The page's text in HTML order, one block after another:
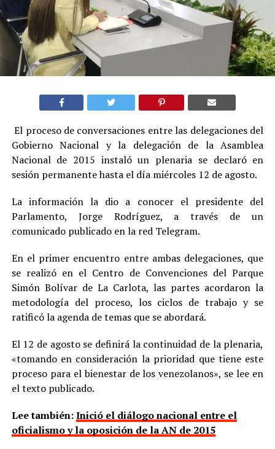
El proceso de conversaciones entre las delegaciones del
Gobierno Nacional y la delegación de la Asamblea
Nacional de 2015 instaló un plenaria se declaró en
sesión permanente hasta el día miércoles 12 de agosto.
La información la dio a conocer el presidente del
Parlamento, Jorge Rodríguez, a través de un
comunicado publicado en la red Telegram.
En el primer encuentro entre ambas delegaciones, que
se realizó en el Centro de Convenciones del Parque
Simón Bolívar de La Carlota, las partes acordaron la
metodología del proceso, los ciclos de trabajo y se
ratificó la agenda de temas que se abordará.
El 12 de agosto se definirá la continuidad de la plenaria,
«tomando en consideración la prioridad que tiene este
proceso para el bienestar de los venezolanos», se lee en
el texto publicado.
Lee también:Inició el diálogo nacional entre el
oficialismo y la oposición de la AN de 2015